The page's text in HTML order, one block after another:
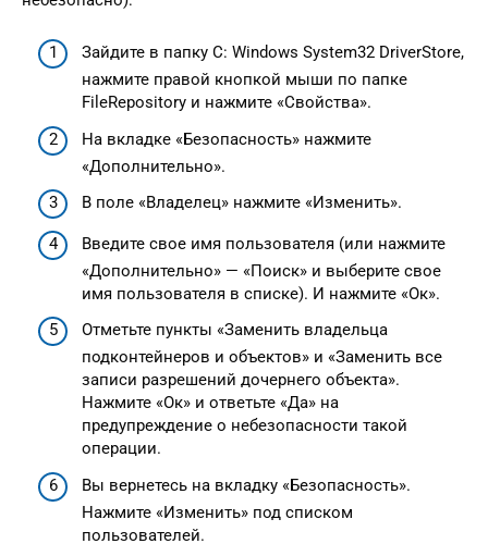
Зайдите в папку C: Windows System32 DriverStore,
нажмите правой кнопкой мыши по папке
FileRepository и нажмите «Свойства».
На вкладке «Безопасность» нажмите
«Дополнительно».
В поле «Владелец» нажмите «Изменить».
Введите свое имя пользователя (или нажмите
«Дополнительно» — «Поиск» и выберите свое
имя пользователя в списке). И нажмите «Ок».
Отметьте пункты «Заменить владельца
подконтейнеров и объектов» и «Заменить все
записи разрешений дочернего объекта».
Нажмите «Ок» и ответьте «Да» на
предупреждение о небезопасности такой
операции.
Вы вернетесь на вкладку «Безопасность».
Нажмите «Изменить» под списком
пользователей.